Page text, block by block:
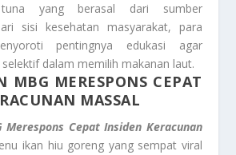
yang berasal dari sumber
sisi kesehatan masyarakat, para
pentingnya edukasi agar
dalam memilih makanan laut.
MBG MERESPONS CEPAT
MASSAL
Merespons Cepat Insiden Keracunan
ikan hiu goreng yang sempat viral